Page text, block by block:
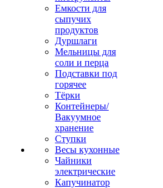
Емкости для
сыпучих
продуктов
Дуршлаги
Мельницы для
соли и перца
Подставки под
горячее
Тёрки
Контейнеры/
Вакуумное
хранение
Ступки
Весы кухонные
Чайники
электрические
Капучинатор